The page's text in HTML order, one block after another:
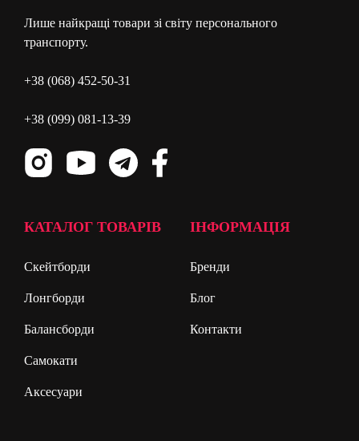
Лише найкращі товари зі світу персонального
транспорту.
+38 (068) 452-50-31
+38 (099) 081-13-39
КАТАЛОГ ТОВАРІВ
Скейтборди
Лонгборди
Балансборди
Самокати
Аксесуари
ІНФОРМАЦІЯ
Бренди
Блог
Контакти